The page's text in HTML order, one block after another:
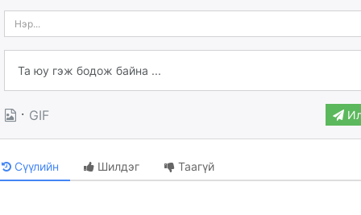
· GIF
Сүүлийн Шилдэг Таагүй